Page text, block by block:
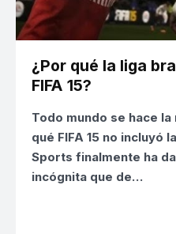
¿Por qué la liga
FIFA 15?
Todo mundo se hace
qué FIFA 15 no incluyó
Sports finalmente ha
incógnita que de…